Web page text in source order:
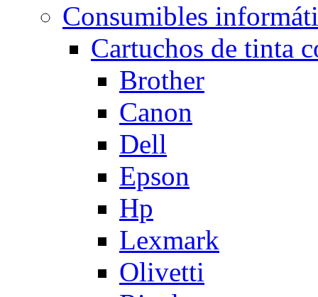
Consumibles
Cartuchos de tinta
Brother
Canon
Dell
Epson
Hp
Lexmark
Olivetti